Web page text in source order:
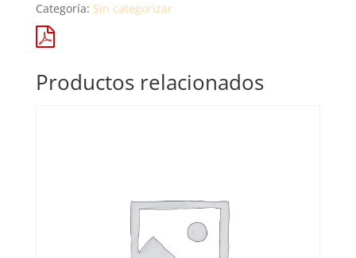
Categoría: Sin categorizar
Productos relacionados